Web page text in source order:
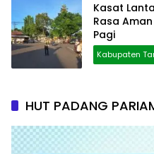
Kasat
Rasa
Pagi
Kabupaten
HUT PADANG